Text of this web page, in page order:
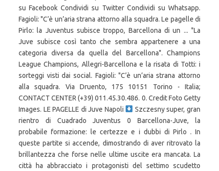
Szczesny super, gran
rientro di Cuadrado Juventus 0 Barcellona-Juve, la
probabile formazione: le certezze e i dubbi di Pirlo . In
queste partite si accende, dimostrando di aver ritrovato la
brillantezza che forse nelle ultime uscite era mancata. La
città ha abbracciato i protagonisti del settimo scudetto